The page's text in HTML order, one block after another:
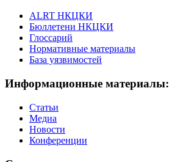
ALRT НКЦКИ
Бюллетени НКЦКИ
Глоссарий
Нормативные материалы
База уязвимостей
Информационные материалы:
Статьи
Медиа
Новости
Конференции